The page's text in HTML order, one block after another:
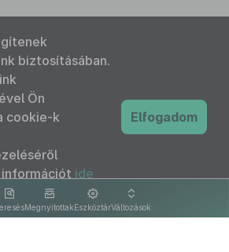
MegnyitottakEszköztárVáltozások
biztosításában.
Ön
cookie-k
ide
Elfogadom